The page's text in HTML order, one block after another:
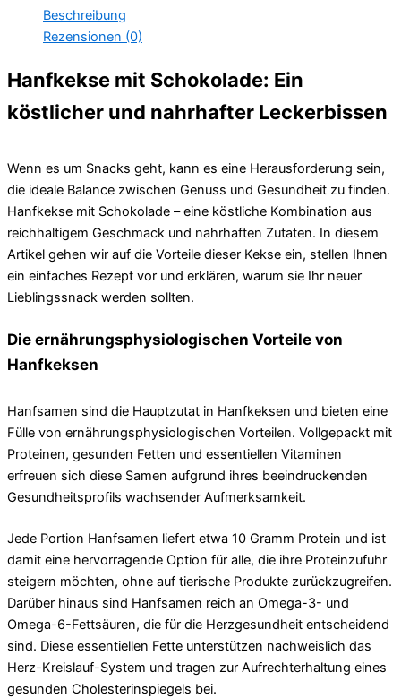
Beschreibung
Rezensionen (0)
Hanfkekse mit Schokolade: Ein
köstlicher und nahrhafter Leckerbissen
Wenn es um Snacks geht, kann es eine Herausforderung sein,
die ideale Balance zwischen Genuss und Gesundheit zu finden.
Hanfkekse mit Schokolade – eine köstliche Kombination aus
reichhaltigem Geschmack und nahrhaften Zutaten. In diesem
Artikel gehen wir auf die Vorteile dieser Kekse ein, stellen Ihnen
ein einfaches Rezept vor und erklären, warum sie Ihr neuer
Lieblingssnack werden sollten.
Die ernährungsphysiologischen Vorteile von
Hanfkeksen
Hanfsamen sind die Hauptzutat in Hanfkeksen und bieten eine
Fülle von ernährungsphysiologischen Vorteilen. Vollgepackt mit
Proteinen, gesunden Fetten und essentiellen Vitaminen
erfreuen sich diese Samen aufgrund ihres beeindruckenden
Gesundheitsprofils wachsender Aufmerksamkeit.
Jede Portion Hanfsamen liefert etwa 10 Gramm Protein und ist
damit eine hervorragende Option für alle, die ihre Proteinzufuhr
steigern möchten, ohne auf tierische Produkte zurückzugreifen.
Darüber hinaus sind Hanfsamen reich an Omega-3- und
Omega-6-Fettsäuren, die für die Herzgesundheit entscheidend
sind. Diese essentiellen Fette unterstützen nachweislich das
Herz-Kreislauf-System und tragen zur Aufrechterhaltung eines
gesunden Cholesterinspiegels bei.